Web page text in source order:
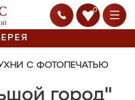
0
С ФОТОПЕЧАТЬЮ
город"